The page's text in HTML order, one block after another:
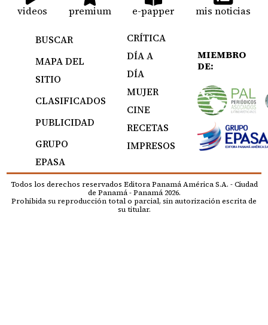
videos premium e-papper mis noticias
BUSCAR
MAPA DEL
SITIO
CLASIFICADOS
PUBLICIDAD
GRUPO
EPASA
CRÍTICA
DÍA A
DÍA
MUJER
CINE
RECETAS
IMPRESOS
MIEMBRO
DE:
Todos los derechos reservados Editora Panamá América S.A. - Ciudad
de Panamá - Panamá 2026.
Prohibida su reproducción total o parcial, sin autorización escrita de
su titular.